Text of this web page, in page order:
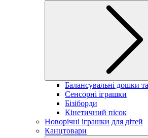
Балансувальні дошки
Сенсорні іграшки
Бізіборди
Кінетичний пісок
Новорічні іграшки для дітей
Канцтовари